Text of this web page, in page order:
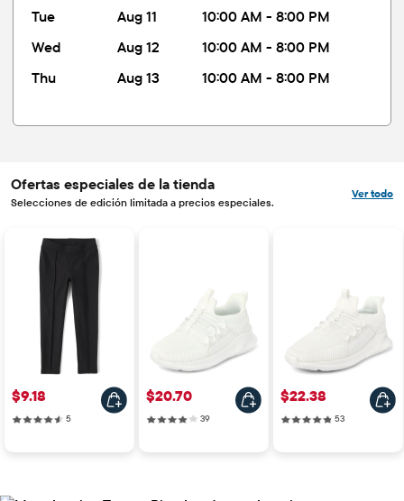
tue
Aug 11
10:00 AM - 8:00 PM
wed
Aug 12
10:00 AM - 8:00 PM
thu
Aug 13 10:00 AM - 8:00 PM
Ofertas especiales de la tienda
Selecciones de edición limitada a precios especiales.
Ver todo
Precio: $9.18
$9.18
55 reviews
Precio: $20.70
$20.70
3939 reviews
Precio: $22.38
$22.38
5353 reviews